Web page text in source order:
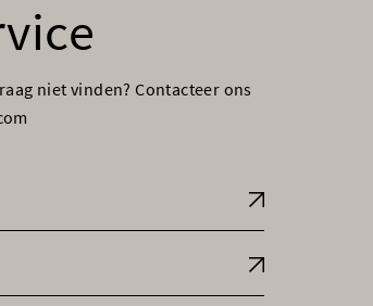
niet vinden? Contacteer ons